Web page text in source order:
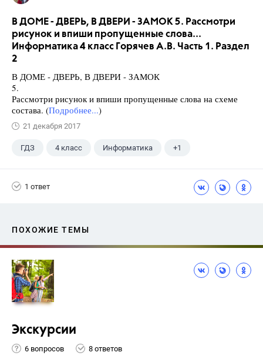
В ДОМЕ - ДВЕРЬ, В ДВЕРИ - ЗАМОК 5. Рассмотри
рисунок и впиши пропущенные слова...
Информатика 4 класс Горячев А.В. Часть 1. Раздел
2
В ДОМЕ - ДВЕРЬ, В ДВЕРИ - ЗАМОК
5.
Рассмотри рисунок и впиши пропущенные слова на схеме
состава. (Подробнее...)
21 декабря 2017
ГДЗ 4 класс Информатика +1
1 ответ
ПОХОЖИЕ ТЕМЫ
Экскурсии
6 вопросов 8 ответов